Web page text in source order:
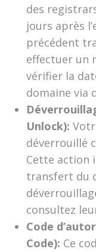
des
jours après
précédent
effectuer un
vérifier la
domaine via
Unlock):
déverrouillé
Cette action
transfert du
consultez
Code
Code): Ce